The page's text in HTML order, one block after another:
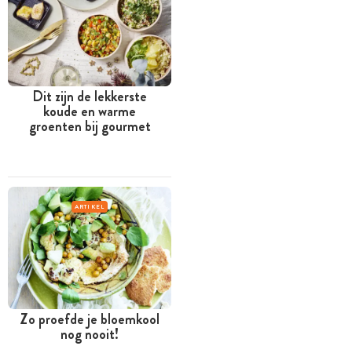
Dit zijn de lekkerste
koude en warme
groenten bij gourmet
ARTIKEL
Zo proefde je bloemkool
nog nooit!